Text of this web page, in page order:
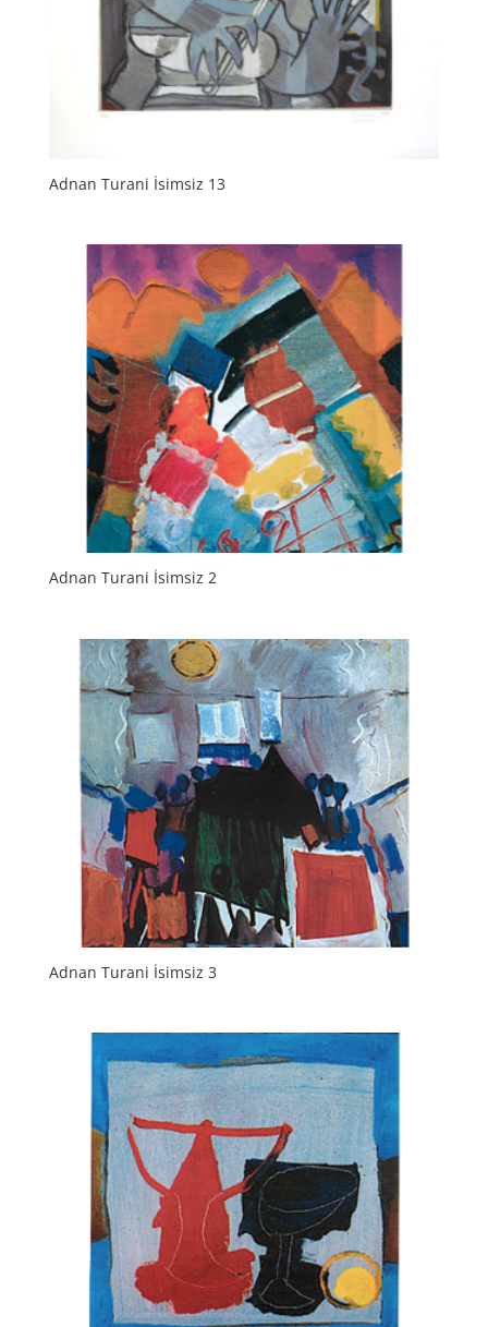
Adnan Turani İsimsiz 13
Adnan Turani İsimsiz 2
Adnan Turani İsimsiz 3